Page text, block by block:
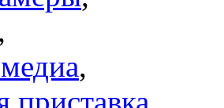
,
,